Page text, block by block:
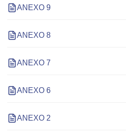
ANEXO 9
ANEXO 8
ANEXO 7
ANEXO 6
ANEXO 2